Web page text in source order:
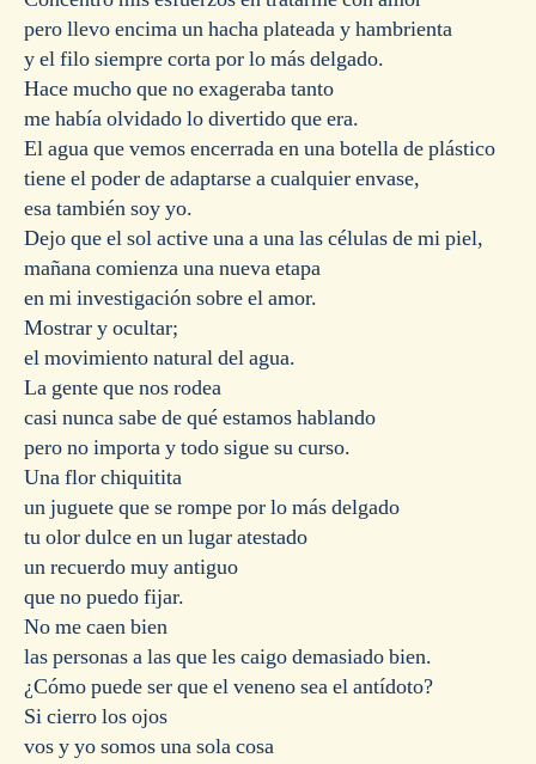
pero llevo encima un hacha plateada y hambrienta
y el filo siempre corta por lo más delgado.
Hace mucho que no exageraba tanto
me había olvidado lo divertido que era.
El agua que vemos encerrada en una botella de plástico
tiene el poder de adaptarse a cualquier envase,
esa también soy yo.
Dejo que el sol active una a una las células de mi piel,
mañana comienza una nueva etapa
en mi investigación sobre el amor.
Mostrar y ocultar;
el movimiento natural del agua.
La gente que nos rodea
casi nunca sabe de qué estamos hablando
pero no importa y todo sigue su curso.
Una flor chiquitita
un juguete que se rompe por lo más delgado
tu olor dulce en un lugar atestado
un recuerdo muy antiguo
que no puedo fijar.
No me caen bien
las personas a las que les caigo demasiado bien.
¿Cómo puede ser que el veneno sea el antídoto?
Si cierro los ojos
vos y yo somos una sola cosa